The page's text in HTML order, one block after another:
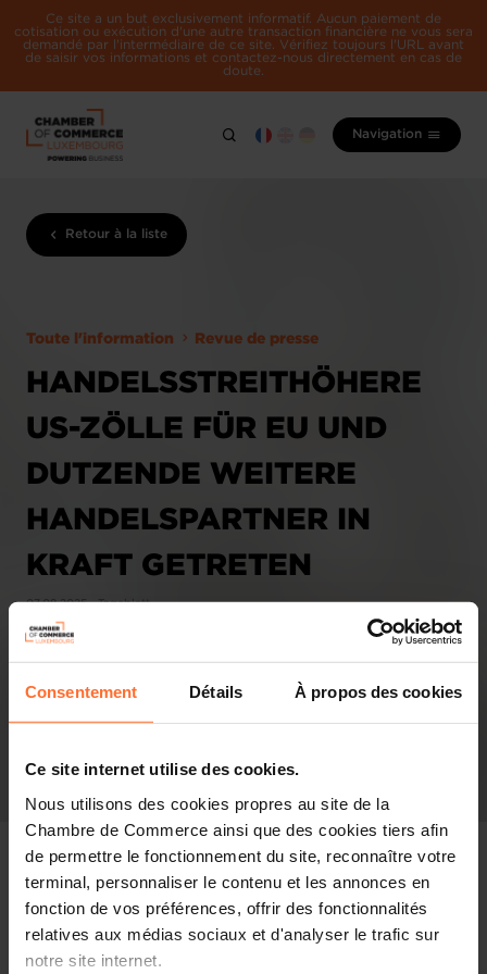
Consentement Détails À propos des cookies
Ce site internet utilise des cookies.
Nous utilisons des cookies propres au site de la
Chambre de Commerce ainsi que des cookies tiers afin
de permettre le fonctionnement du site, reconnaître votre
terminal, personnaliser le contenu et les annonces en
fonction de vos préférences, offrir des fonctionnalités
relatives aux médias sociaux et d'analyser le trafic sur
notre site internet.
Ce site a un but exclusivement informatif. Aucun paiement de
cotisation ou exécution d'une autre transaction financière ne vous sera
demandé par l'intermédiaire de ce site. Vérifiez toujours l'URL avant
de saisir vos informations et contactez-nous directement en cas de
doute.
Navigation
Retour à la liste
Toute l'information Revue de presse
HANDELSSTREITHÖHERE
US-ZÖLLE FÜR EU UND
DUTZENDE WEITERE
HANDELSPARTNER IN
KRAFT GETRETEN
07.08.2025 - Tageblatt